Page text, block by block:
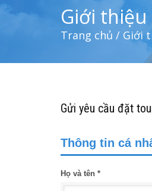
Giới thiệu
Trang chủ / Giới
Gửi yêu cầu đặt
Thông tin cá
Họ và tên *